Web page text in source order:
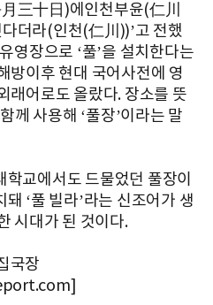
三十日)에인천부윤(仁川
더라(인천(仁川))’고 전했
영장으로 ‘풀’을 설치한다는
방이후 현대 국어사전에 영
래어로도 올랐다. 장소를 뜻
께 사용해 ‘풀장’이라는 말
교에서도 드물었던 풀장이
‘풀 빌라’라는 신조어가 생
시대가 된 것이다.
국장